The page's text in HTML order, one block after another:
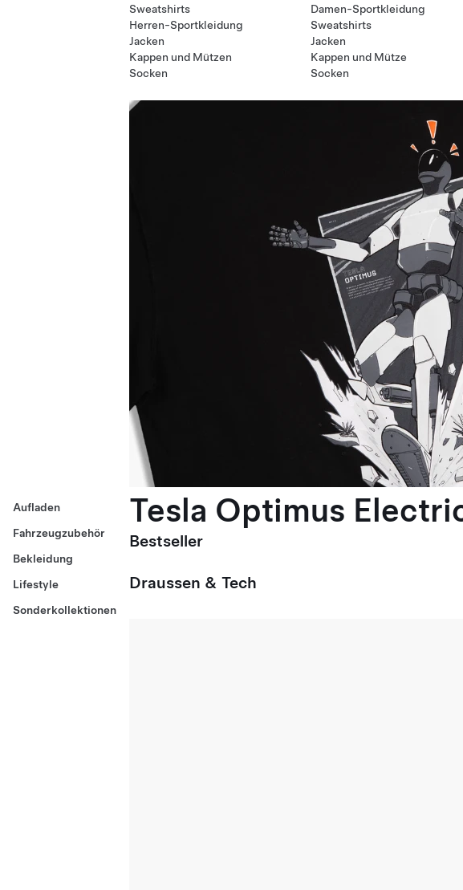
Aufladen
Fahrzeugzubehör
Bekleidung
Lifestyle
Sonderkollektionen
Sweatshirts
Herren-Sportkleidung
Jacken
Kappen und Mützen
Socken
Damen-Sportkleidung
Sweatshirts
Jacken
Kappen und Mütze
Socken
Tesla Optimus
Bestseller
Draussen & Tech